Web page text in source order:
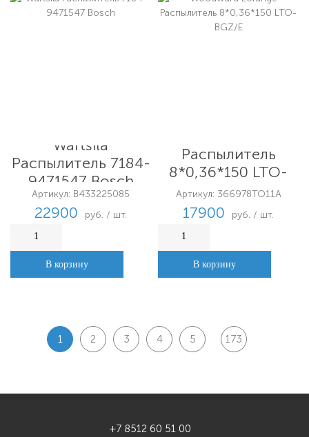
Wartsila
Распылитель 7184-
9471547 Bosch
Артикул: B433225085
22900 руб. / шт.
В корзину
Распылитель
8*0,36*150 LTO-
BGZ/E
Артикул: 366978TO11A
17900 руб. / шт.
В корзину
1 2 3 4 5 173
+7 8512 60 51 00